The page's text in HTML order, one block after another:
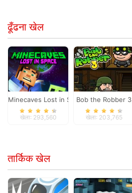
ढूँढना खेल
Minecaves Lost in Space
खेला: 293,560
Bob the Robber 3
खेला: 203,765
तार्किक खेल